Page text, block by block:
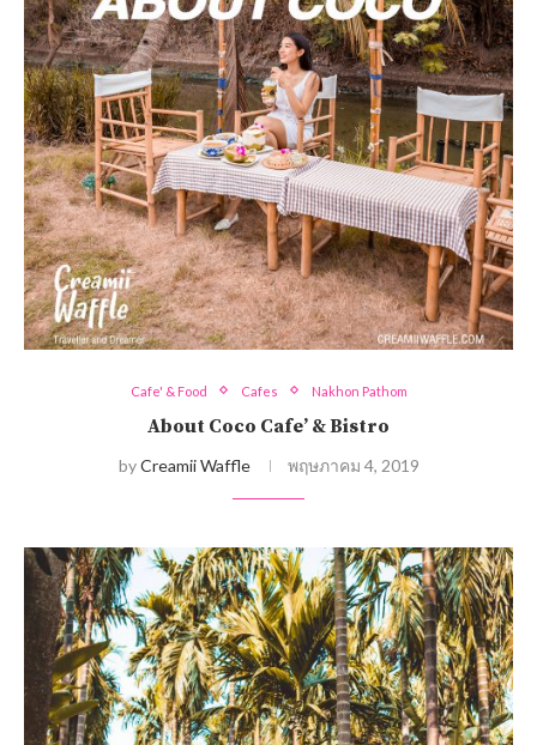
Cafe' & Food Cafes Nakhon Pathom
About Coco Cafe’ & Bistro
byCreamii Waffle พฤษภาคม 4, 2019